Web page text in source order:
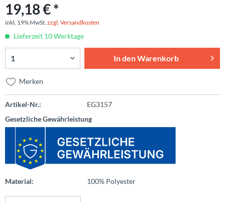
19,18 € *
inkl. 19% MwSt. zzgl. Versandkosten
Lieferzeit 10 Werktage
In denWarenkorb
Merken
Artikel-Nr.:
EG3157
Gesetzliche Gewährleistung
Material: 100% Polyester